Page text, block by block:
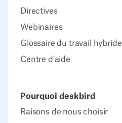
Directives
Webinaires
Glossaire du travail hybride
Centre d'aide
Pourquoi deskbird
Raisons de nous choisir